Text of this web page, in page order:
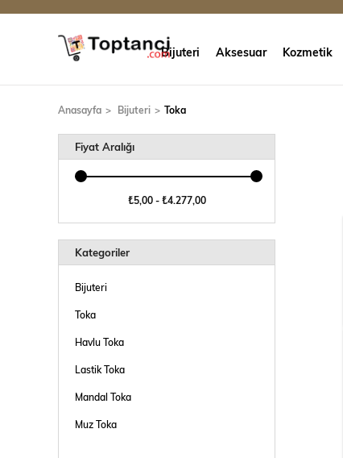
Bijuteri Aksesuar Kozmetik
Anasayfa Bijuteri Toka
Fiyat Aralığı
₺5,00 - ₺4.277,00
Kategoriler
Bijuteri
Toka
Havlu Toka
Lastik Toka
Mandal Toka
Muz Toka